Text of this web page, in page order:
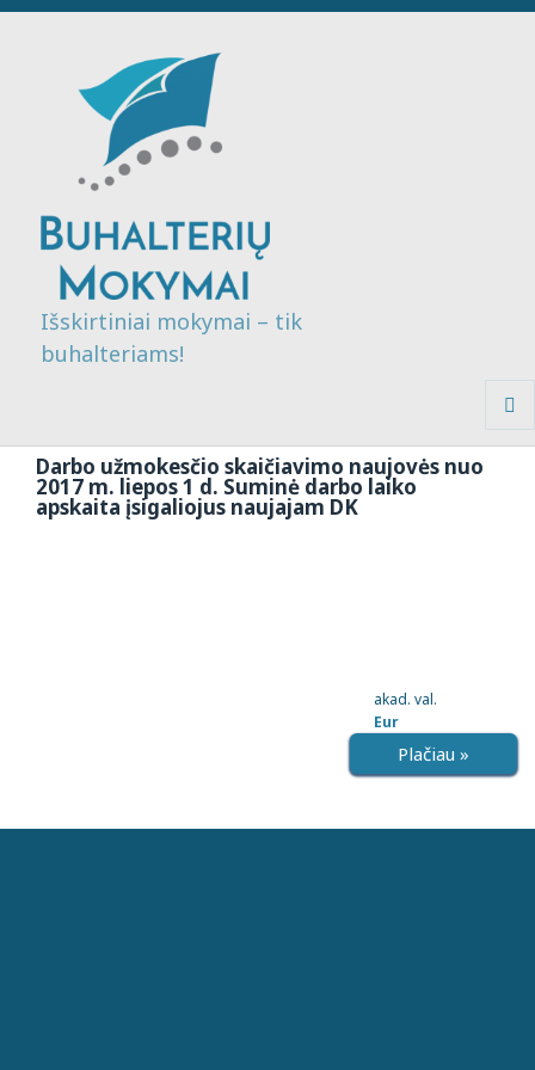
Išskirtiniai mokymai – tik
buhalteriams!
Darbo užmokesčio skaičiavimo naujovės nuo
2017 m. liepos 1 d. Suminė darbo laiko
apskaita įsigaliojus naujajam DK
akad. val.
Eur
Plačiau »